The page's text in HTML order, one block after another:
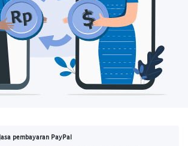
Jasa pembayaran PayPal